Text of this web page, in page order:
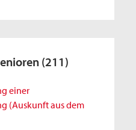
(211)
einer
(Auskunft aus dem